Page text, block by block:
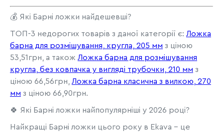
💰 Які Барні ложки найдешевші?
ТОП-3 недорогих товарів з даної категорії є: Ложка
барна для розмішування, кругла, 205 мм з ціною
53,51грн, а також Ложка барна для розмішування
кругла, без ковпачка у вигляді трубочки, 210 мм з
ціною 66,56грн, Ложка барна класична з вилкою, 270
мм з ціною 66,90грн.
🍀 Які Барні ложки найпопулярніші у 2026 році?
Найкращі Барні ложки цього року в Ekava - це